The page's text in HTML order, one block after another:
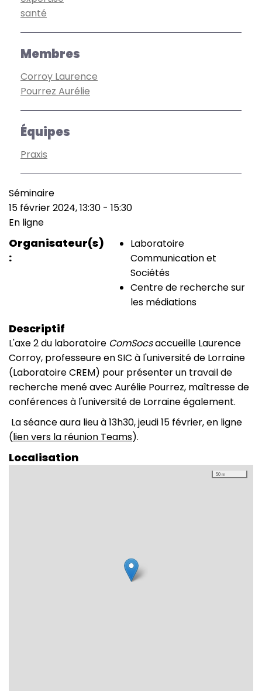
santé
Membres
Corroy Laurence
Pourrez Aurélie
Équipes
Praxis
Type
de
manifestation
Séminaire
Date
(smart)
15 février 2024, 13:30 - 15:30
Lieu
En ligne
Organisateur(s)
Laboratoire
Communication et
Sociétés
Centre de recherche sur
les médiations
Descriptif
L'axe 2 du laboratoire ComSocsaccueille Laurence
Corroy, professeure en SIC à l'université de Lorraine
(Laboratoire CREM) pour présenter un travail de
recherche mené avec Aurélie Pourrez, maîtresse de
conférences à l'université de Lorraine également.
La séance aura lieu à 13h30, jeudi 15 février, en ligne
(lien vers la réunion Teams).
Localisation
50 m